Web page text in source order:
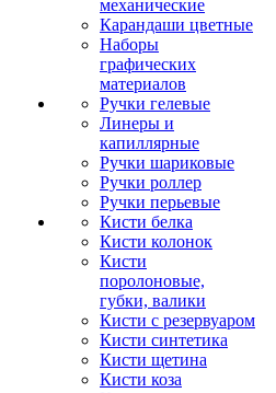
механические
Карандаши цветные
Наборы
графических
материалов
Ручки гелевые
Линеры и
капиллярные
Ручки шариковые
Ручки роллер
Ручки перьевые
Кисти белка
Кисти колонок
Кисти
поролоновые,
губки, валики
Кисти с резервуаром
Кисти синтетика
Кисти щетина
Кисти коза